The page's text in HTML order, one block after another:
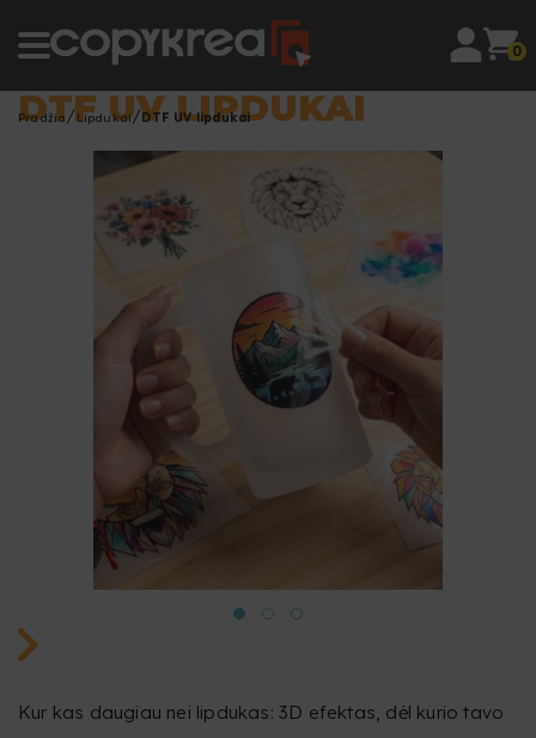
0
Pradžia Lipdukai DTF UV lipdukai
DTF UV LIPDUKAI
Kur kas daugiau nei lipdukas: 3D efektas, dėl kurio tavo